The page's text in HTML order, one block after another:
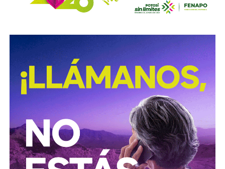
ellos dos quienes asumieron el puesto deCo-
Su relación con Martínez no se limita a Empresas ICA,
pues desde octubre de 2024 (justo unos días antes del
cambio en la presidencia) el oriundo de Monterreyha